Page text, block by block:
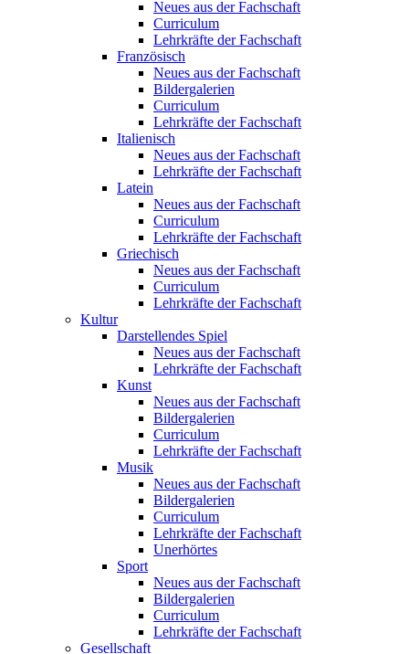
Neues aus der Fachschaft
Curriculum
Lehrkräfte der Fachschaft
Französisch
Neues aus der Fachschaft
Bildergalerien
Curriculum
Lehrkräfte der Fachschaft
Italienisch
Neues aus der Fachschaft
Lehrkräfte der Fachschaft
Latein
Neues aus der Fachschaft
Curriculum
Lehrkräfte der Fachschaft
Griechisch
Neues aus der Fachschaft
Curriculum
Lehrkräfte der Fachschaft
Kultur
Darstellendes Spiel
Neues aus der Fachschaft
Lehrkräfte der Fachschaft
Kunst
Neues aus der Fachschaft
Bildergalerien
Curriculum
Lehrkräfte der Fachschaft
Musik
Neues aus der Fachschaft
Bildergalerien
Curriculum
Lehrkräfte der Fachschaft
Unerhörtes
Sport
Neues aus der Fachschaft
Bildergalerien
Curriculum
Lehrkräfte der Fachschaft
Gesellschaft